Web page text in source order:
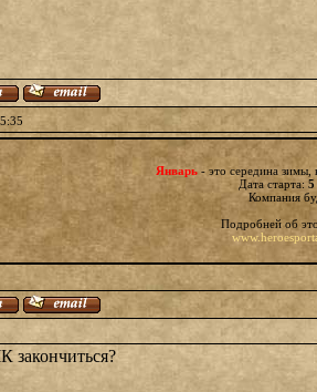
Январь - это середина зимы,
Дата старта: 5
Компания
Подробней об
закончиться?